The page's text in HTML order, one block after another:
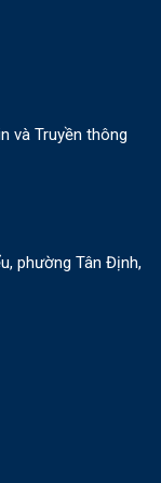
và Truyền thông
phường Tân Định,